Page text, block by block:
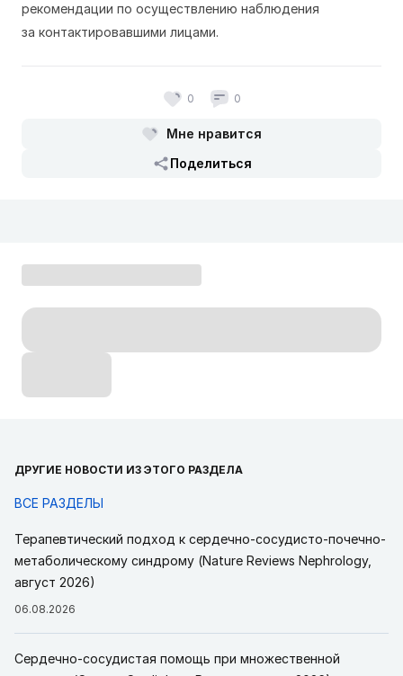
рекомендации по осуществлению наблюдения
за контактировавшими лицами.
0 0
Мне нравится
Поделиться
ДРУГИЕ НОВОСТИ ИЗ ЭТОГО РАЗДЕЛА
ВСЕ РАЗДЕЛЫ
Терапевтический подход к сердечно-сосудисто-почечно-
метаболическому синдрому (Nature Reviews Nephrology,
август 2026)
06.08.2026
Сердечно-сосудистая помощь при множественной